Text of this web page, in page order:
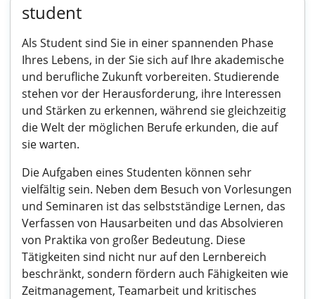
student
Als Student sind Sie in einer spannenden Phase
Ihres Lebens, in der Sie sich auf Ihre akademische
und berufliche Zukunft vorbereiten. Studierende
stehen vor der Herausforderung, ihre Interessen
und Stärken zu erkennen, während sie gleichzeitig
die Welt der möglichen Berufe erkunden, die auf
sie warten.
Die Aufgaben eines Studenten können sehr
vielfältig sein. Neben dem Besuch von Vorlesungen
und Seminaren ist das selbstständige Lernen, das
Verfassen von Hausarbeiten und das Absolvieren
von Praktika von großer Bedeutung. Diese
Tätigkeiten sind nicht nur auf den Lernbereich
beschränkt, sondern fördern auch Fähigkeiten wie
Zeitmanagement, Teamarbeit und kritisches